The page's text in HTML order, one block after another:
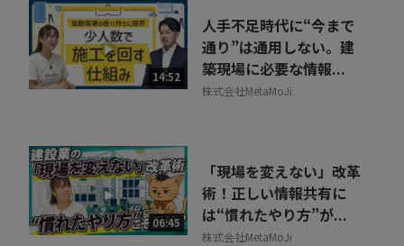
14:52
人手不足時代に“今まで
通り”は通用しない。建
築現場に必要な情報...
株式会社MetaMoJi
06:45
「現場を変えない」改革
術！正しい情報共有に
は“慣れたやり方”が...
株式会社MetaMoJi